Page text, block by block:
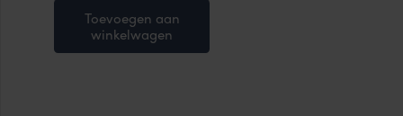
aantal
Toevoegen aan
winkelwagen